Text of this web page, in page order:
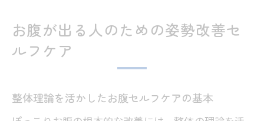
お腹が出る人のための姿勢改善セ
ルフケア
整体理論を活かしたお腹セルフケアの基本